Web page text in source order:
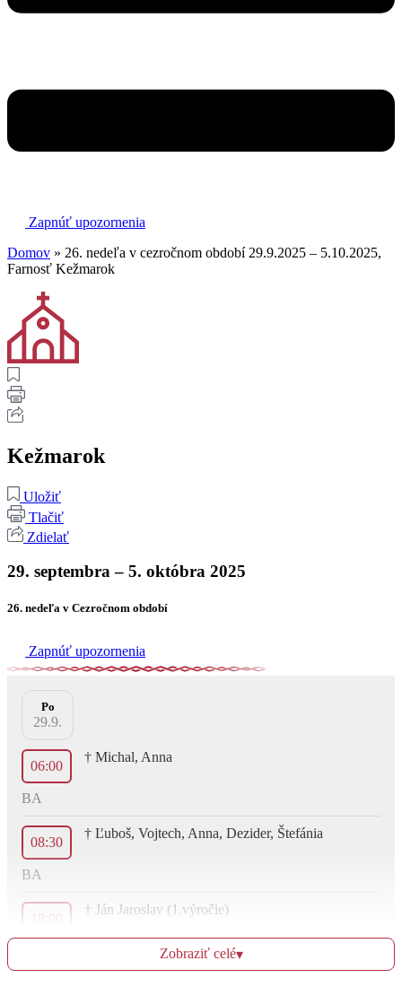
Zapnúť upozornenia
Domov » 26. nedeľa v cezročnom období 29.9.2025 – 5.10.2025,
Farnosť Kežmarok
Kežmarok
Uložiť
Tlačiť
Zdielať
29. septembra – 5. októbra 2025
26. nedeľa v Cezročnom období
Zapnúť upozornenia
Po
29.9.
06:00
† Michal, Anna
BA
08:30
† Ľuboš, Vojtech, Anna, Dezider, Štefánia
BA
18:00
† Ján Jaroslav (1.výročie)
Zobraziť celé▾